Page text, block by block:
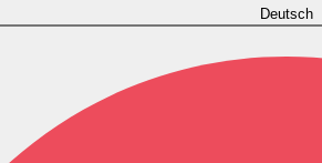
Deutsch